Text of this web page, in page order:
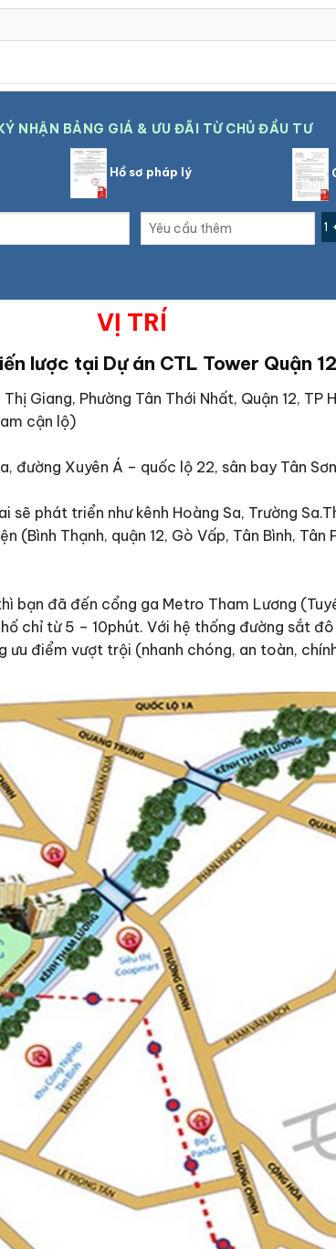
NHẬN BẢNG GIÁ & ƯU ĐÃI TỪ CHỦ ĐẦU TƯ
Hồ sơ pháp lý
1
VỊ TRÍ
lược tại Dự án CTL Tower Quận 12
Giang, Phường Tân Thới Nhất, Quận 12, TP
cận lộ)
đường Xuyên Á – quốc lộ 22, sân bay Tân
phát triển như kênh Hoàng Sa, Trường
(Bình Thạnh, quận 12, Gò Vấp, Tân Bình, Tân
đã đến cổng ga Metro Tham Lương
chỉ từ 5 – 10phút. Với hệ thống đường sắt
điểm vượt trội (nhanh chóng, an toàn,